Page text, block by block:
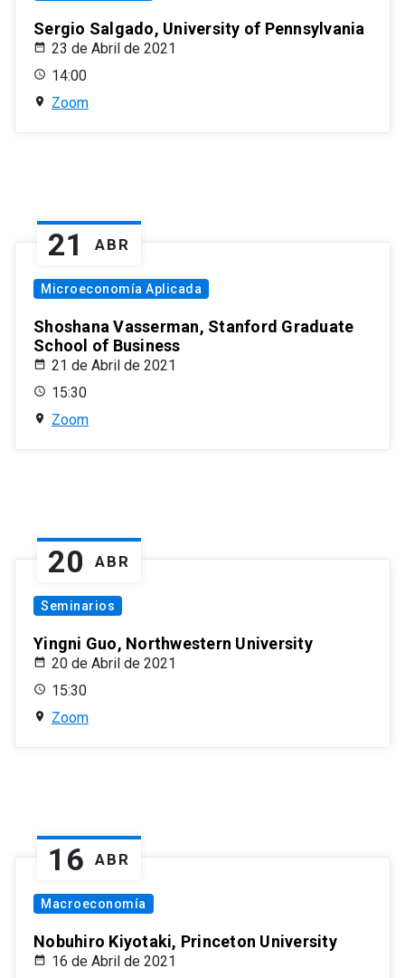
Sergio Salgado, University of Pennsylvania
23 de Abril de 2021
14:00
Zoom
21 ABR
Microeconomía Aplicada
Shoshana Vasserman, Stanford Graduate
School of Business
21 de Abril de 2021
15:30
Zoom
20 ABR
Seminarios
Yingni Guo, Northwestern University
20 de Abril de 2021
15:30
Zoom
16 ABR
Macroeconomía
Nobuhiro Kiyotaki, Princeton University
16 de Abril de 2021